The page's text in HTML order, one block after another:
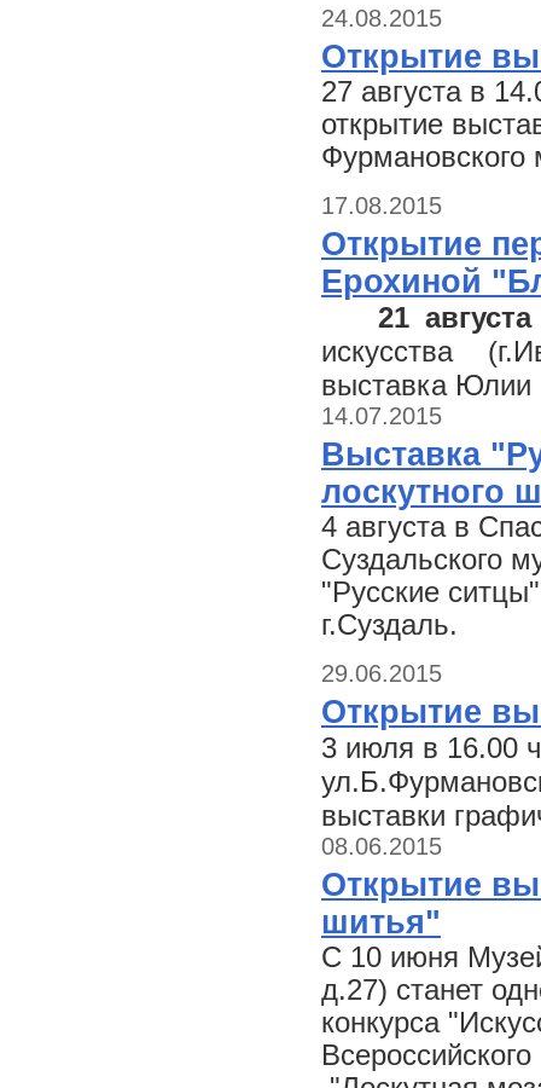
24.08.2015
Открытие
27 августа в
открытие
17.08.2015
Открытие
Ерохиной
21
искусства
выставка Юлии
14.07.2015
Выставка
лоскутного
4 августа в
Суздальского
"Русские
г.Суздаль.
29.06.2015
Открытие
3 июля в 16.00
выставки
08.06.2015
Открытие
шитья"
С 10 июня
д.27) станет
конкурса